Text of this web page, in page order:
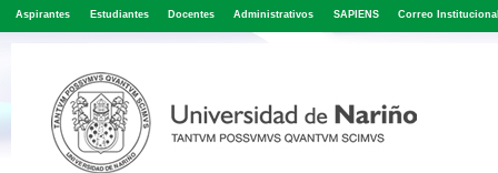
Aspirantes Estudiantes Docentes Administrativos SAPIENS Correo